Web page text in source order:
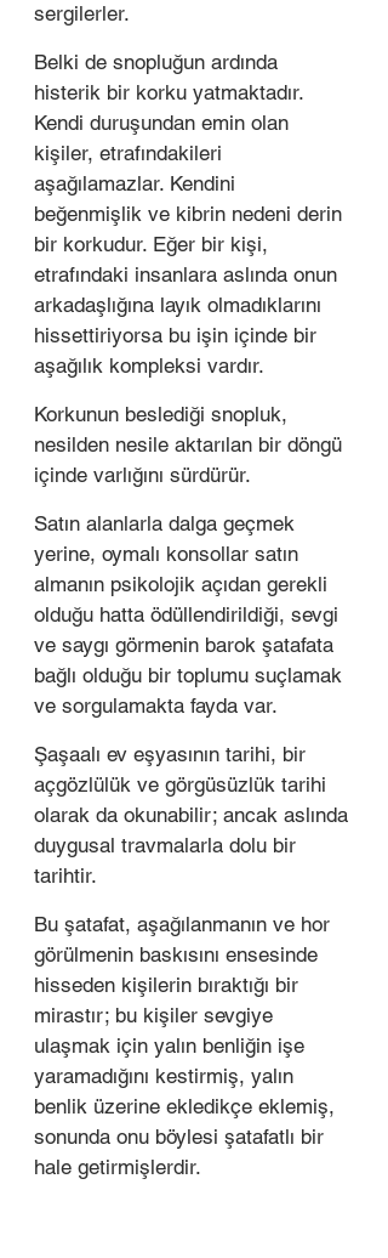
sergilerler.
Belki de snopluğun ardında
histerik bir korku yatmaktadır.
Kendi duruşundan emin olan
kişiler, etrafındakileri
aşağılamazlar. Kendini
beğenmişlik ve kibrin nedeni derin
bir korkudur. Eğer bir kişi,
etrafındaki insanlara aslında onun
arkadaşlığına layık olmadıklarını
hissettiriyorsa bu işin içinde bir
aşağılık kompleksi vardır.
Korkunun beslediği snopluk,
nesilden nesile aktarılan bir döngü
içinde varlığını sürdürür.
Satın alanlarla dalga geçmek
yerine, oymalı konsollar satın
almanın psikolojik açıdan gerekli
olduğu hatta ödüllendirildiği, sevgi
ve saygı görmenin barok şatafata
bağlı olduğu bir toplumu suçlamak
ve sorgulamakta fayda var.
Şaşaalı ev eşyasının tarihi, bir
açgözlülük ve görgüsüzlük tarihi
olarak da okunabilir; ancak aslında
duygusal travmalarla dolu bir
tarihtir.
Bu şatafat, aşağılanmanın ve hor
görülmenin baskısını ensesinde
hisseden kişilerin bıraktığı bir
mirastır; bu kişiler sevgiye
ulaşmak için yalın benliğin işe
yaramadığını kestirmiş, yalın
benlik üzerine ekledikçe eklemiş,
sonunda onu böylesi şatafatlı bir
hale getirmişlerdir.